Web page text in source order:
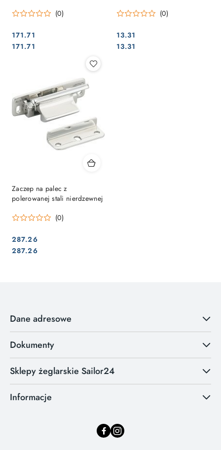
(0)
Cena:
171.71
Cena:
171.71
(0)
Cena:
13.31
Cena:
13.31
Zaczep na palec z
polerowanej stali nierdzewnej
(0)
Cena:
287.26
Cena:
287.26
Dane adresowe
Dokumenty
Sklepy żeglarskie Sailor24
Informacje